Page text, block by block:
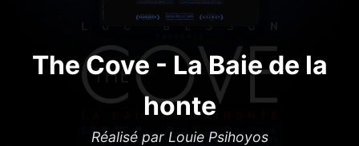
The Cove - La Baie de la
honte
Réalisé par Louie Psihoyos